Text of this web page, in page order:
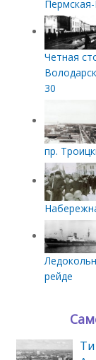
Четная
30
пр.
рейде